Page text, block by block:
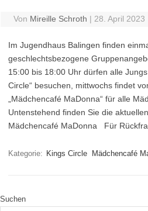
Von Mireille Schroth | 28. April 2023
Im Jugendhaus Balingen finden
geschlechtsbezogene
15:00 bis 18:00 Uhr dürfen alle
Circle“ besuchen, mittwochs findet
„Mädchencafé MaDonna“ für alle
Untenstehend finden Sie die
Mädchencafé MaDonna Für
Kategorie: Kings Circle Mädchencafé
Suchen